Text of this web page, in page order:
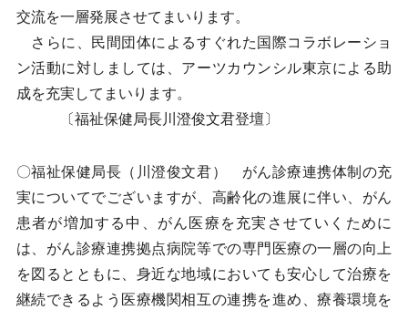
交流を一層発展させてまいります。
さらに、民間団体によるすぐれた国際コラボレーショ
ン活動に対しましては、アーツカウンシル東京による助
成を充実してまいります。
〔福祉保健局長川澄俊文君登壇〕
〇福祉保健局長（川澄俊文君） がん診療連携体制の充
実についてでございますが、高齢化の進展に伴い、がん
患者が増加する中、がん医療を充実させていくために
は、がん診療連携拠点病院等での専門医療の一層の向上
を図るとともに、身近な地域においても安心して治療を
継続できるよう医療機関相互の連携を進め、療養環境を